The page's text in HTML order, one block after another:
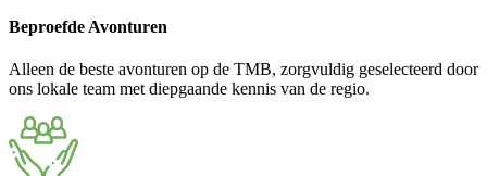
Beproefde Avonturen
Alleen de beste avonturen op de TMB, zorgvuldig geselecteerd door
ons lokale team met diepgaande kennis van de regio.